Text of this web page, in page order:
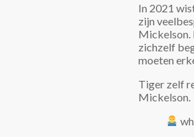
In 2021
zijn
Mickelson.
zichzelf
moeten
Tiger zelf
Mickelson.